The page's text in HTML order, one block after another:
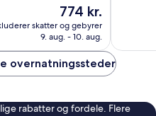
Prisen
774 kr.
774 kr.
skatter og gebyrer
9. aug. - 10. aug.
overnatningssteder
rabatter og fordele. Flere